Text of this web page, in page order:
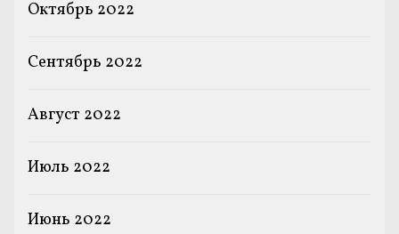
Октябрь 2022
Сентябрь 2022
Август 2022
Июль 2022
Июнь 2022